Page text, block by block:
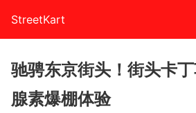
StreetKart
驰骋东京街头！街头卡
腺素爆棚体验